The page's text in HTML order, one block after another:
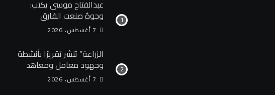
عبدالفتاح موسى يكتب:
وجوهٌ صنعت الفارق
7 أغسطس، 2026
الزراعة” تنشر تقريرًا بأنشطة
وجهود معامل ومعاهد
“البحوث الزراعية” خلال
الأسبوع الأول من أغسطس
7 أغسطس، 2026